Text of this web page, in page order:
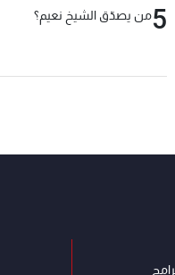
5من يصدّق الشيخ نعيم؟